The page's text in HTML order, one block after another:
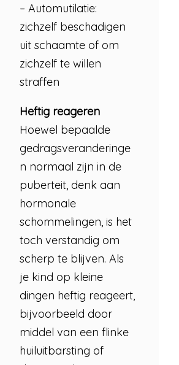
– Automutilatie:
zichzelf beschadigen
uit schaamte of om
zichzelf te willen
straffen
Heftig reageren
Hoewel bepaalde
gedragsveranderinge
n normaal zijn in de
puberteit, denk aan
hormonale
schommelingen, is het
toch verstandig om
scherp te blijven. Als
je kind op kleine
dingen heftig reageert,
bijvoorbeeld door
middel van een flinke
huiluitbarsting of